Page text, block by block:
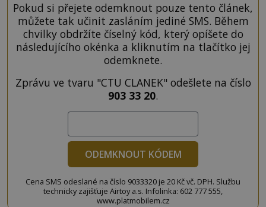
Pokud si přejete odemknout pouze tento článek,
můžete tak učinit zasláním jediné SMS. Během
chvilky obdržíte číselný kód, který opíšete do
následujícího okénka a kliknutím na tlačítko jej
odemknete.
Zprávu ve tvaru "CTU CLANEK" odešlete na číslo
903 33 20.
ODEMKNOUT KÓDEM
Cena SMS odeslané na číslo 9033320 je 20 Kč vč. DPH. Službu
technicky zajišťuje Airtoy a.s. Infolinka: 602 777 555,
www.platmobilem.cz